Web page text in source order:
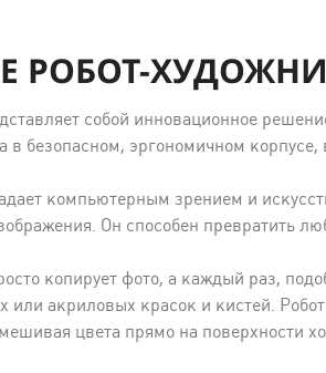
РОБОТ-
собой инновационное
в безопасном, эргономичном
компьютерным зрением и
Он способен превратить
копирует фото, а каждый раз,
акриловых красок и кистей.
цвета прямо на поверхности